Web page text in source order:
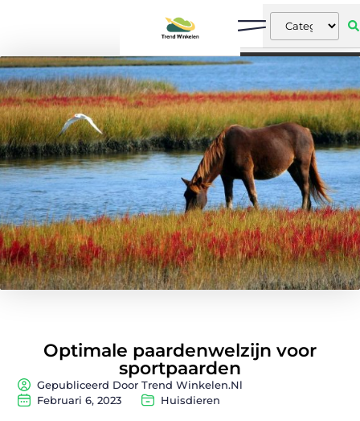
Optimale paardenwelzijn voor
sportpaarden
Gepubliceerd Door Trend Winkelen.nl
Februari 6, 2023
Huisdieren